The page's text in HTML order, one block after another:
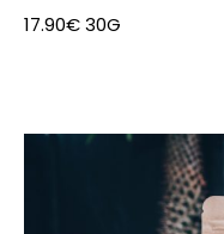
17.90€ 30G